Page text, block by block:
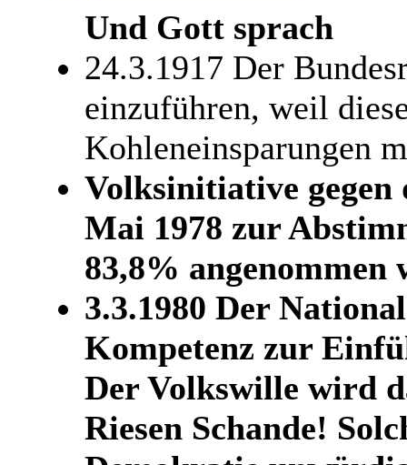
Und Gott sprach
24.3.1917 Der
einzuführen, weil
Kohleneinsparungen
Volksinitiative gegen
Mai 1978 zur
83,8% angenommen
3.3.1980 Der
Kompetenz zur
Der Volkswille wird
Riesen Schande!